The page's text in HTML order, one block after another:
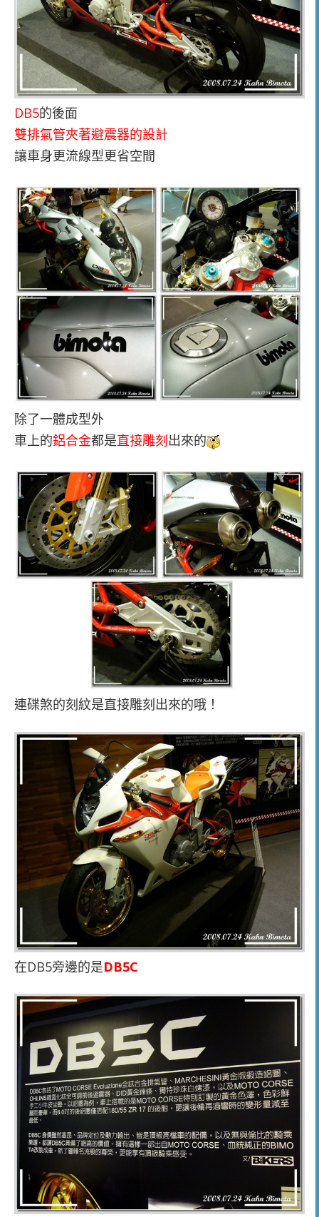
DB5的後面
雙排氣管夾著避震器的設計
讓車身更流線型更省空間
除了一體成型外
車上的鋁合金都是直接雕刻出來的
連碟煞的刻紋是直接雕刻出來的哦！
在DB5旁邊的是DB5C